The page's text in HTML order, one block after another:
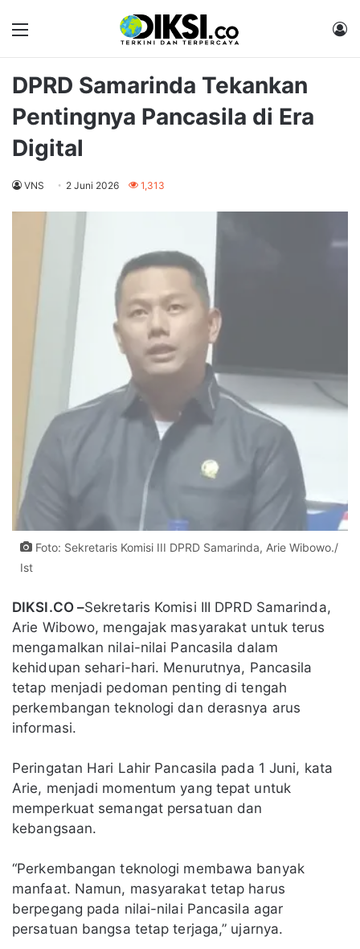
Menu
DPRD Samarinda Tekankan
Pentingnya Pancasila di Era
Digital
VNS 2 Juni 2026 1,313
Foto: Sekretaris Komisi III DPRD Samarinda, Arie Wibowo./
Ist
DIKSI.CO –Sekretaris Komisi III DPRD Samarinda,
Arie Wibowo, mengajak masyarakat untuk terus
mengamalkan nilai-nilai Pancasila dalam
kehidupan sehari-hari. Menurutnya, Pancasila
tetap menjadi pedoman penting di tengah
perkembangan teknologi dan derasnya arus
informasi.
Peringatan Hari Lahir Pancasila pada 1 Juni, kata
Arie, menjadi momentum yang tepat untuk
memperkuat semangat persatuan dan
kebangsaan.
“Perkembangan teknologi membawa banyak
manfaat. Namun, masyarakat tetap harus
berpegang pada nilai-nilai Pancasila agar
persatuan bangsa tetap terjaga,” ujarnya.